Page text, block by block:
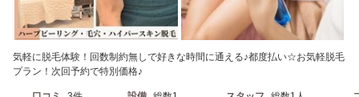
気軽に脱毛体験！回数制約無しで好きな時間に通える♪都度払い☆お気軽脱毛
プラン！次回予約で特別価格♪